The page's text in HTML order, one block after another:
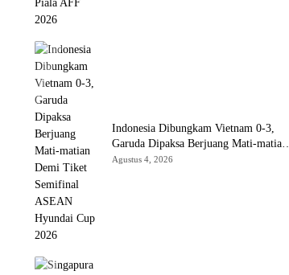
Indonesia Dibungkam Vietnam 0-3,
Garuda Dipaksa Berjuang Mati-matian
Demi Tiket Semifinal ASEAN Hyundai
Agustus 4, 2026